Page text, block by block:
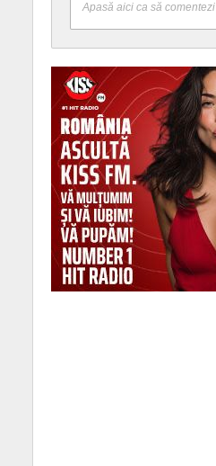
Apasă aici ca să comentezi